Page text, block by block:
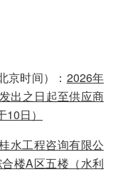
京时间）： 2026年
出之日起至供应商
日）
水工程咨询有限公
楼A区五楼（水利